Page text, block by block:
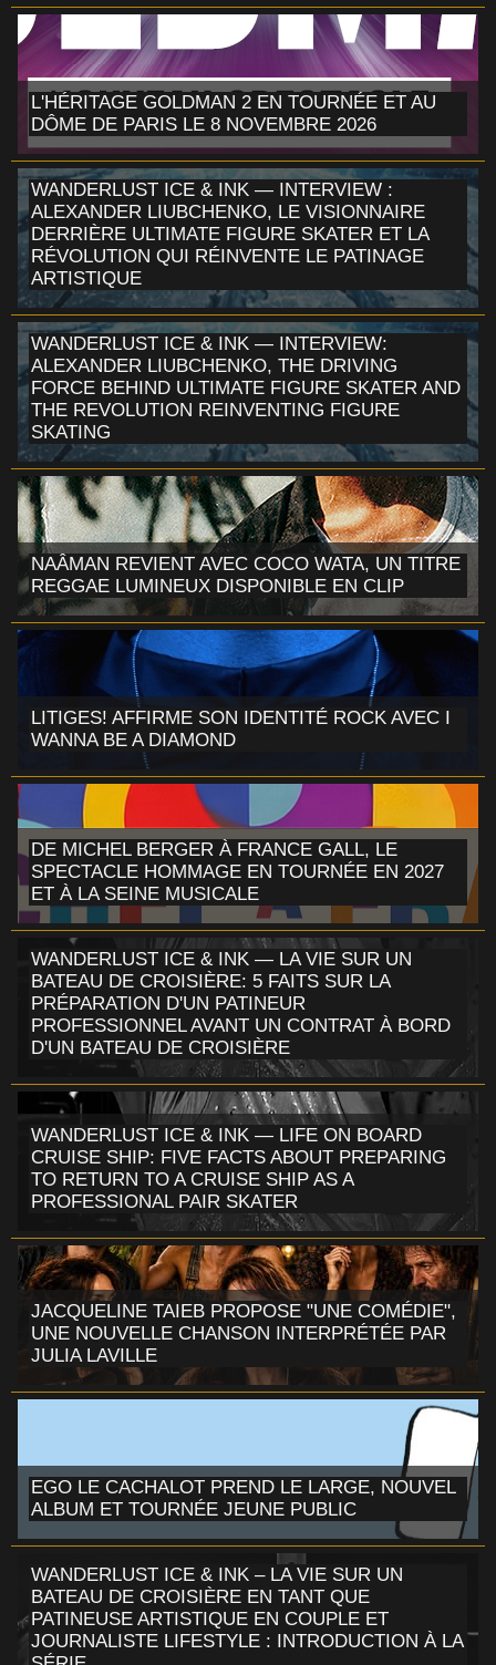
L'HÉRITAGE GOLDMAN 2 EN TOURNÉE ET AU
DÔME DE PARIS LE 8 NOVEMBRE 2026
WANDERLUST ICE & INK — INTERVIEW :
ALEXANDER LIUBCHENKO, LE VISIONNAIRE
DERRIÈRE ULTIMATE FIGURE SKATER ET LA
RÉVOLUTION QUI RÉINVENTE LE PATINAGE
ARTISTIQUE
WANDERLUST ICE & INK — INTERVIEW:
ALEXANDER LIUBCHENKO, THE DRIVING
FORCE BEHIND ULTIMATE FIGURE SKATER AND
THE REVOLUTION REINVENTING FIGURE
SKATING
NAÂMAN REVIENT AVEC COCO WATA, UN TITRE
REGGAE LUMINEUX DISPONIBLE EN CLIP
LITIGES! AFFIRME SON IDENTITÉ ROCK AVEC I
WANNA BE A DIAMOND
DE MICHEL BERGER À FRANCE GALL, LE
SPECTACLE HOMMAGE EN TOURNÉE EN 2027
ET À LA SEINE MUSICALE
WANDERLUST ICE & INK — LA VIE SUR UN
BATEAU DE CROISIÈRE: 5 FAITS SUR LA
PRÉPARATION D'UN PATINEUR
PROFESSIONNEL AVANT UN CONTRAT À BORD
D'UN BATEAU DE CROISIÈRE
WANDERLUST ICE & INK — LIFE ON BOARD
CRUISE SHIP: FIVE FACTS ABOUT PREPARING
TO RETURN TO A CRUISE SHIP AS A
PROFESSIONAL PAIR SKATER
JACQUELINE TAIEB PROPOSE "UNE COMÉDIE",
UNE NOUVELLE CHANSON INTERPRÉTÉE PAR
JULIA LAVILLE
EGO LE CACHALOT PREND LE LARGE, NOUVEL
ALBUM ET TOURNÉE JEUNE PUBLIC
WANDERLUST ICE & INK – LA VIE SUR UN
BATEAU DE CROISIÈRE EN TANT QUE
PATINEUSE ARTISTIQUE EN COUPLE ET
JOURNALISTE LIFESTYLE : INTRODUCTION À LA